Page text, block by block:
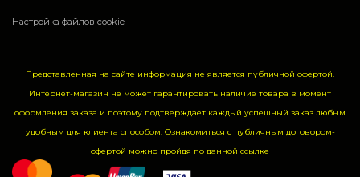
Настройка файлов cookie
Представленная на сайте информация не является публичной офертой.
Интернет-магазин не может гарантировать наличие товара в момент
оформления заказа и поэтому подтверждает каждый успешный заказ любым
удобным для клиента способом. Ознакомиться с публичным договором-
офертой можно пройдя по данной ссылке